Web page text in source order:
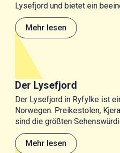
Lysefjord und bietet ein
Mehr lesen
Der Lysefjord
Der Lysefjord in Ryfylke ist
Norwegen. Preikestolen,
sind die größten
Fjordkreuzfahrten ab
Ausflüge.
Mehr lesen